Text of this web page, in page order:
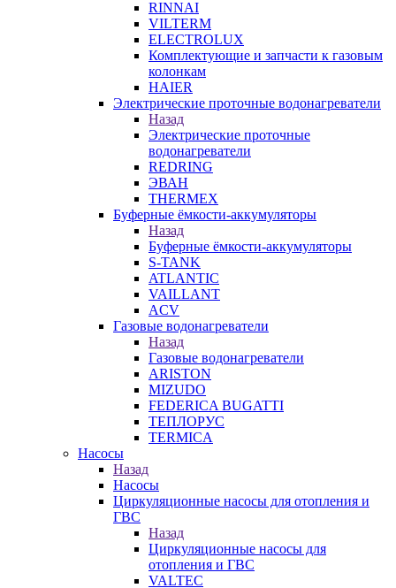
RINNAI
VILTERM
ELECTROLUX
Комплектующие и запчасти к газовым
колонкам
HAIER
Электрические проточные водонагреватели
Назад
Электрические проточные
водонагреватели
REDRING
ЭВАН
THERMEX
Буферные ёмкости-аккумуляторы
Назад
Буферные ёмкости-аккумуляторы
S-TANK
ATLANTIC
VAILLANT
ACV
Газовые водонагреватели
Назад
Газовые водонагреватели
ARISTON
MIZUDO
FEDERICA BUGATTI
ТЕПЛОРУС
TERMICA
Насосы
Назад
Насосы
Циркуляционные насосы для отопления и
ГВС
Назад
Циркуляционные насосы для
отопления и ГВС
VALTEC